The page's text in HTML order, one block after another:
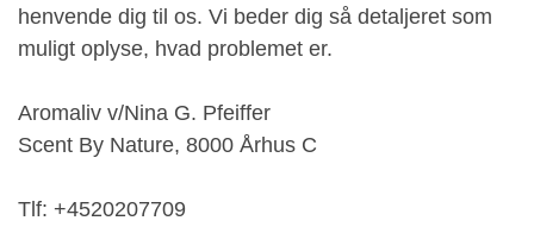
henvende dig til os. Vi beder dig så detaljeret som
muligt oplyse, hvad problemet er.
Aromaliv v/Nina G. Pfeiffer
Scent By Nature, 8000 Århus C
Tlf: +4520207709